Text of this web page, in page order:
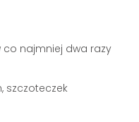
najmniej dwa razy
szczoteczek